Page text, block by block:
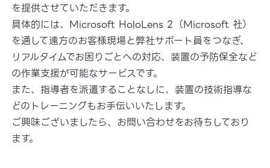
を提供させていただきます。
具体的には、Microsoft HoloLens 2（Microsoft 社）
を通して遠方のお客様現場と弊社サポート員をつなぎ、
リアルタイムでお困りごとへの対応、装置の予防保全など
の作業支援が可能なサービスです。
また、指導者を派遣することなしに、装置の技術指導な
どのトレーニングもお手伝いいたします。
ご興味ございましたら、お問い合わせをお待ちしており
ます。